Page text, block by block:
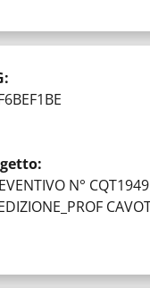
:
:
N°